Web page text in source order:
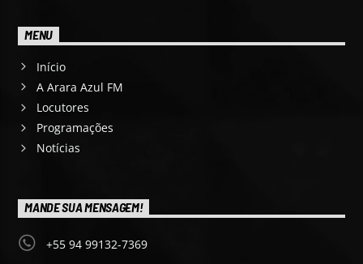
MENU
Início
A Arara Azul FM
Locutores
Programações
Notícias
MANDE SUA MENSAGEM!
+55 94 99132-7369